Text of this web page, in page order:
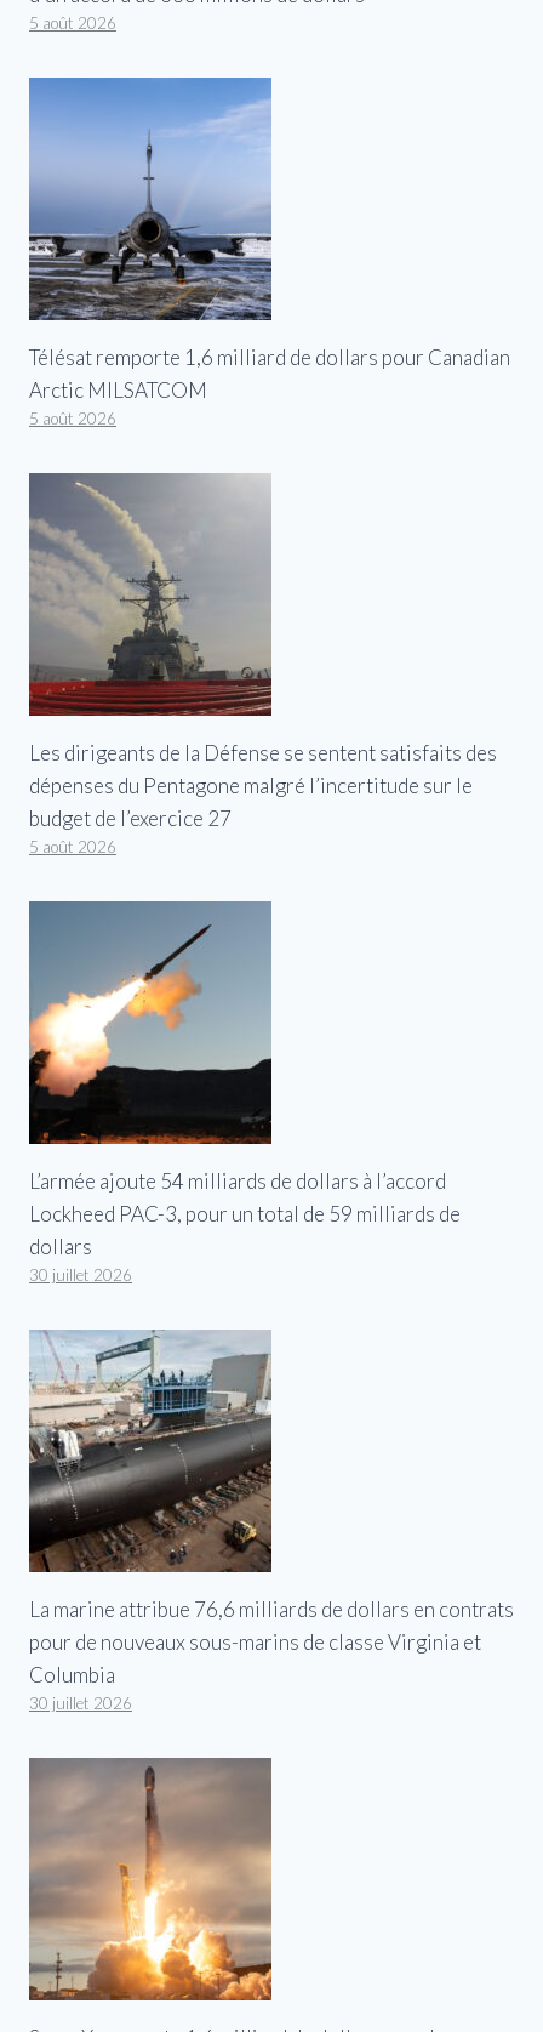
5 août 2026
Télésat remporte 1,6 milliard de dollars pour Canadian
Arctic MILSATCOM
5 août 2026
Les dirigeants de la Défense se sentent satisfaits des
dépenses du Pentagone malgré l’incertitude sur le
budget de l’exercice 27
5 août 2026
L’armée ajoute 54 milliards de dollars à l’accord
Lockheed PAC-3, pour un total de 59 milliards de
dollars
30 juillet 2026
La marine attribue 76,6 milliards de dollars en contrats
pour de nouveaux sous-marins de classe Virginia et
Columbia
30 juillet 2026